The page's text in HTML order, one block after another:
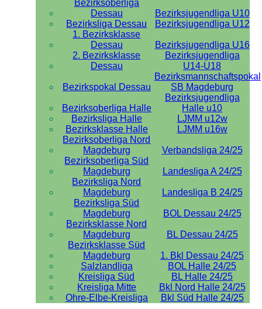
Bezirksoberliga
Dessau
Bezirksjugendliga U10
Bezirksliga Dessau
Bezirksjugendliga U12
1. Bezirksklasse
Dessau
Bezirksjugendliga U16
2. Bezirksklasse
Dessau
Bezirksjugendliga
U14-U18
Bezirkspokal Dessau
Bezirksmannschaftspokal
SB Magdeburg
Bezirksoberliga Halle
Bezirksjugendliga
Halle u10
Bezirksliga Halle
LJMM u12w
Bezirksklasse Halle
LJMM u16w
Bezirksoberliga Nord
Magdeburg
Verbandsliga 24/25
Bezirksoberliga Süd
Magdeburg
Landesliga A 24/25
Bezirksliga Nord
Magdeburg
Landesliga B 24/25
Bezirksliga Süd
Magdeburg
BOL Dessau 24/25
Bezirksklasse Nord
Magdeburg
BL Dessau 24/25
Bezirksklasse Süd
Magdeburg
1. Bkl Dessau 24/25
Salzlandliga
BOL Halle 24/25
Kreisliga Süd
BL Halle 24/25
Kreisliga Mitte
Bkl Nord Halle 24/25
Ohre-Elbe-Kreisliga
Bkl Süd Halle 24/25